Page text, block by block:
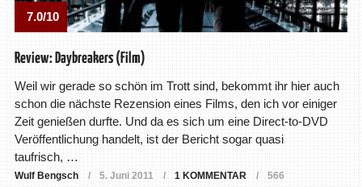
7.0/10
Review: Daybreakers (Film)
Weil wir gerade so schön im Trott sind, bekommt ihr hier auch
schon die nächste Rezension eines Films, den ich vor einiger
Zeit genießen durfte. Und da es sich um eine Direct-to-DVD
Veröffentlichung handelt, ist der Bericht sogar quasi
taufrisch, …
Wulf Bengsch 5. Juni 2011 1 KOMMENTAR
566